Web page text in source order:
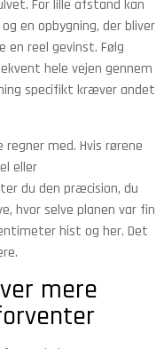
For lille afstand kan
en opbygning, der bliver
reel gevinst. Følg
hele vejen gennem
specifikt kræver andet
med. Hvis rørene
eller
du den præcision, du
hvor selve planen var fin
hist og her. Det
mere